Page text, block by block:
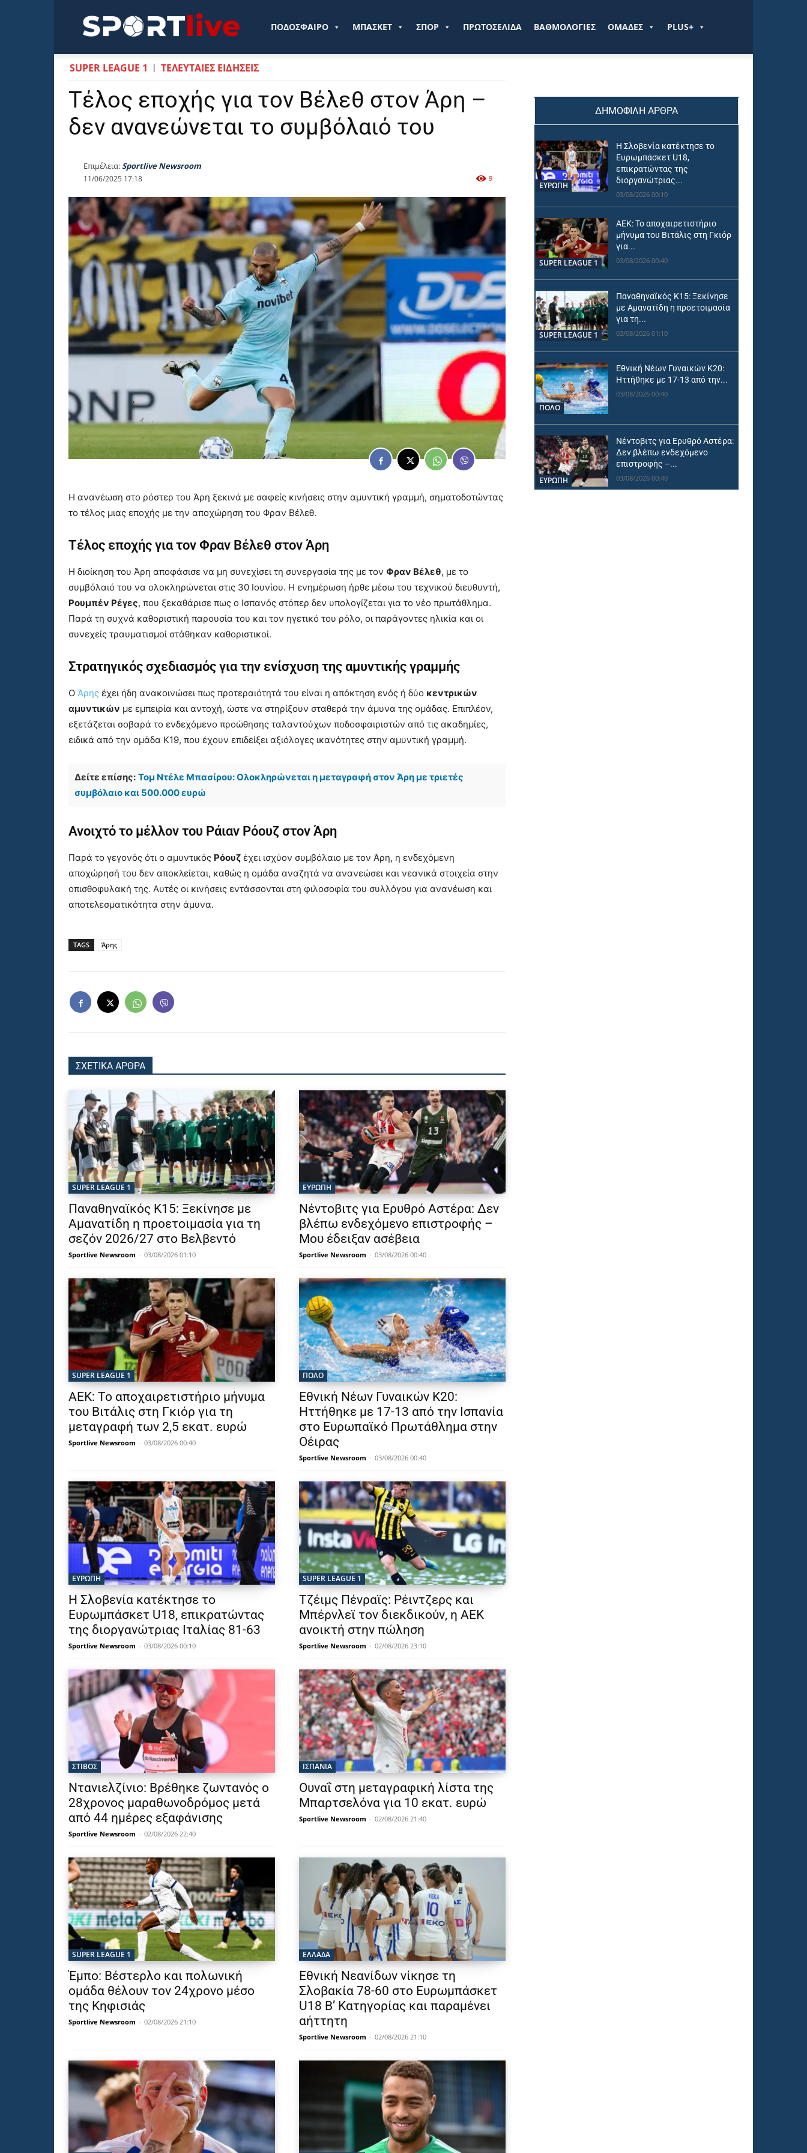
Sportlive.grΠΟΔΟΣΦΑΙΡΟ ΜΠΑΣΚΕΤ ΣΠΟΡ ΠΡΩΤΟΣΕΛΙΔΑ ΒΑΘΜΟΛΟΓΙΕΣ ΟΜΑΔΕΣ PLUS+
SUPER LEAGUE 1 ΤΕΛΕΥΤΑΙΕΣ ΕΙΔΗΣΕΙΣ
Τέλος εποχής για τον Βέλεθ στον Άρη –
δεν ανανεώνεται το συμβόλαιό του
Επιμέλεια:Sportlive Newsroom
11/06/2025 17:18 9
Η ανανέωση στο ρόστερ του Άρη ξεκινά με σαφείς κινήσεις στην αμυντική γραμμή, σηματοδοτώντας
το τέλος μιας εποχής με την αποχώρηση του Φραν Βέλεθ.
Τέλος εποχής για τον Φραν Βέλεθ στον Άρη
Η διοίκηση του Άρη αποφάσισε να μη συνεχίσει τη συνεργασία της με τον Φραν Βέλεθ, με το
συμβόλαιό του να ολοκληρώνεται στις 30 Ιουνίου. Η ενημέρωση ήρθε μέσω του τεχνικού διευθυντή,
Ρουμπέν Ρέγες, που ξεκαθάρισε πως ο Ισπανός στόπερ δεν υπολογίζεται για το νέο πρωτάθλημα.
Παρά τη συχνά καθοριστική παρουσία του και τον ηγετικό του ρόλο, οι παράγοντες ηλικία και οι
συνεχείς τραυματισμοί στάθηκαν καθοριστικοί.
Στρατηγικός σχεδιασμός για την ενίσχυση της αμυντικής γραμμής
Ο Άρης έχει ήδη ανακοινώσει πως προτεραιότητά του είναι η απόκτηση ενός ή δύο κεντρικών
αμυντικών με εμπειρία και αντοχή, ώστε να στηρίξουν σταθερά την άμυνα της ομάδας. Επιπλέον,
εξετάζεται σοβαρά το ενδεχόμενο προώθησης ταλαντούχων ποδοσφαιριστών από τις ακαδημίες,
ειδικά από την ομάδα Κ19, που έχουν επιδείξει αξιόλογες ικανότητες στην αμυντική γραμμή.
Δείτε επίσης: Τομ Ντέλε Μπασίρου: Ολοκληρώνεται η μεταγραφή στον Άρη με τριετές
συμβόλαιο και 500.000 ευρώ
Ανοιχτό το μέλλον του Ράιαν Ρόουζ στον Άρη
Παρά το γεγονός ότι ο αμυντικός Ρόουζ έχει ισχύον συμβόλαιο με τον Άρη, η ενδεχόμενη
αποχώρησή του δεν αποκλείεται, καθώς η ομάδα αναζητά να ανανεώσει και νεανικά στοιχεία στην
οπισθοφυλακή της. Αυτές οι κινήσεις εντάσσονται στη φιλοσοφία του συλλόγου για ανανέωση και
αποτελεσματικότητα στην άμυνα.
TAGS Άρης
ΣΧΕΤΙΚΑ ΑΡΘΡΑ
SUPER LEAGUE 1
Παναθηναϊκός Κ15: Ξεκίνησε με
Αμανατίδη η προετοιμασία για τη
σεζόν 2026/27 στο Βελβεντό
Sportlive Newsroom - 03/08/2026 01:10
ΕΥΡΩΠΗ
Νέντοβιτς για Ερυθρό Αστέρα: Δεν
βλέπω ενδεχόμενο επιστροφής –
Μου έδειξαν ασέβεια
Sportlive Newsroom - 03/08/2026 00:40
SUPER LEAGUE 1
ΑΕΚ: Το αποχαιρετιστήριο μήνυμα
του Βιτάλις στη Γκιόρ για τη
μεταγραφή των 2,5 εκατ. ευρώ
Sportlive Newsroom - 03/08/2026 00:40
ΠΟΛΟ
Εθνική Νέων Γυναικών Κ20:
Ηττήθηκε με 17-13 από την Ισπανία
στο Ευρωπαϊκό Πρωτάθλημα στην
Οέιρας
Sportlive Newsroom - 03/08/2026 00:40
ΕΥΡΩΠΗ
Η Σλοβενία κατέκτησε το
Ευρωμπάσκετ U18, επικρατώντας
της διοργανώτριας Ιταλίας 81-63
Sportlive Newsroom - 03/08/2026 00:10
SUPER LEAGUE 1
Τζέιμς Πένραϊς: Ρέιντζερς και
Μπέρνλεϊ τον διεκδικούν, η ΑΕΚ
ανοικτή στην πώληση
Sportlive Newsroom - 02/08/2026 23:10
ΣΤΙΒΟΣ
Ντανιελζίνιο: Βρέθηκε ζωντανός ο
28χρονος μαραθωνοδρόμος μετά
από 44 ημέρες εξαφάνισης
Sportlive Newsroom - 02/08/2026 22:40
ΙΣΠΑΝΙΑ
Ουναΐ στη μεταγραφική λίστα της
Μπαρτσελόνα για 10 εκατ. ευρώ
Sportlive Newsroom - 02/08/2026 21:40
SUPER LEAGUE 1
Έμπο: Βέστερλο και πολωνική
ομάδα θέλουν τον 24χρονο μέσο
της Κηφισιάς
Sportlive Newsroom - 02/08/2026 21:10
ΕΛΛΑΔΑ
Εθνική Νεανίδων νίκησε τη
Σλοβακία 78-60 στο Ευρωμπάσκετ
U18 Β’ Κατηγορίας και παραμένει
αήττητη
Sportlive Newsroom - 02/08/2026 21:10
ΔΗΜΟΦΙΛΗ ΑΡΘΡΑ
ΕΥΡΩΠΗ
Η Σλοβενία κατέκτησε το
Ευρωμπάσκετ U18,
επικρατώντας της
διοργανώτριας...
03/08/2026 00:10
SUPER LEAGUE 1
ΑΕΚ: Το αποχαιρετιστήριο
μήνυμα του Βιτάλις στη Γκιόρ
για...
03/08/2026 00:40
SUPER LEAGUE 1
Παναθηναϊκός Κ15: Ξεκίνησε
με Αμανατίδη η προετοιμασία
για τη...
03/08/2026 01:10
ΠΟΛΟ
Εθνική Νέων Γυναικών Κ20:
Ηττήθηκε με 17-13 από την...
03/08/2026 00:40
ΕΥΡΩΠΗ
Νέντοβιτς για Ερυθρό Αστέρα:
Δεν βλέπω ενδεχόμενο
επιστροφής –...
03/08/2026 00:40